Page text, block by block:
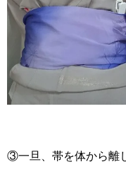
③一旦、帯を体から離